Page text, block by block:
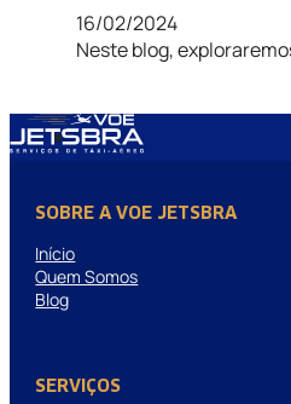
16/02/2024
Neste blog,
SOBRE A VOE JETSBRA
Início
Quem Somos
Blog
SERVIÇOS